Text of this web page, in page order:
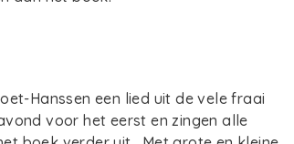
Hanssen een lied uit de vele fraai
voor het eerst en zingen alle